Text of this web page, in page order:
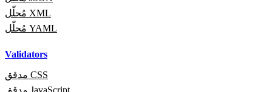
مُحلّل XML
مُحلّل YAML
Validators
مدقق CSS
مدقق JavaScript